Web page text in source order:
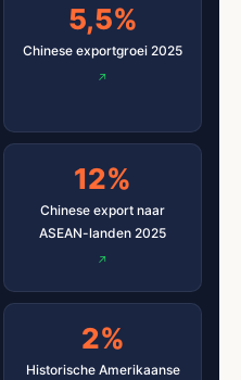
5,5%
Chinese exportgroei 2025
12%
Chinese export naar
ASEAN-landen 2025
2%
Historische Amerikaanse